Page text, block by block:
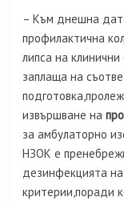
– Към днешна
профилактична
липса на
заплаща на
извършване на
за амбулаторно
НЗОК е
дезинфекцията
критерии,поради